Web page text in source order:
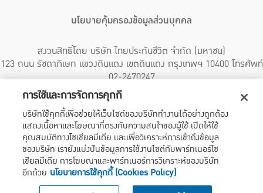
นโยบายคุ้มครองข้อมูลส่วนบุคคล
สงวนสิทธิ์โดย บริษัท ไทยประกันชีวิต จำกัด (มหาชน)
123 ถนน รัชดาภิเษก แขวงดินแดง เขตดินแดง กรุงเทพฯ 10400 โทรศัพท์
02-2470247
บริษัทฯ ขอแจ้งให้ผู้ใช้บริการทราบว่า บรรดาข้อความ ภาพ เสียง เนื้อหา ชื่อ ชื่อทางการค้า ส่วนประกอบใดๆ
ทั้งหมดของเว็บไซต์ รวมถึงเครื่องหมายการค้า เครื่องหมาย บริการ ลิขสิทธิ์ สิทธิบัตร ความรู้ต่างๆ ที่
ปรากฏบนเว็บไซต์ของบริษัทฯ นี้ เป็นงานอันได้รับความคุ้มครองตามกฎหมายทรัพย์สินทางปัญญาของไทย
โดยชอบด้วยกฎหมายของบริษัทฯ แต่เพียงผู้เดียว หากบุคคลใดลอกเลียน ปลอมแปลง ทำซ้ำ ดัดแปลง
เผยแพร่ต่อสาธารณชน จำหน่าย มีไว้ให้เช่า หรือกระทำการใดๆ ในลักษณะที่เป็นการแสวงหาประโยชน์
ทางการค้าหรือประโยชน์โดยมิชอบ ไม่ว่าโดยประการใดๆ จากทรัพย์สินทางปัญญาดังกล่าวข้างต้น โดยไม่ได้
รับอนุญาตจากบริษัทฯ บริษัทฯ จะดำเนินการตามกฎหมายกับผู้ทำละเมิดสิทธิดังกล่าวโดยทันที
การใช้และการจัดการคุกกี้
บริษัทใช้คุกกี้เพื่อช่วยให้เว็บไซต์ของบริษัททำงานได้อย่างถูกต้อง
แสดงเนื้อหาและโฆษณาที่ตรงกับความสนใจของผู้ใช้ เปิดให้ใช้
คุณสมบัติทางโซเชียลมีเดีย และเพื่อวิเคราะห์การเข้าถึงข้อมูล
ของบริษัท เรายังแบ่งปันข้อมูลการใช้งานไซต์กับพาร์ทเนอร์โซ
เชียลมีเดีย การโฆษณาและพาร์ทเนอร์การวิเคราะห์ของบริษัท
อีกด้วย นโยบายการใช้คุกกี้ (Cookies Policy)